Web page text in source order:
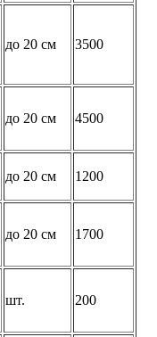
до 20 см 3500
до 20 см 4500
до 20 см 1200
до 20 см 1700
шт. 200